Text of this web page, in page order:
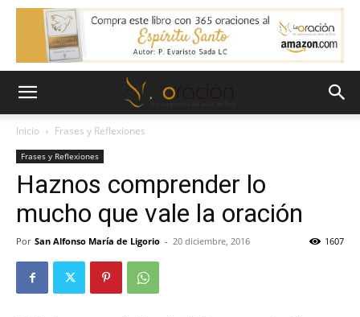
Inicio Frases y Reflexiones
Frases y Reflexiones
Haznos comprender lo
mucho que vale la oración
Por San Alfonso María de Ligorio - 20 diciembre, 2016 1607